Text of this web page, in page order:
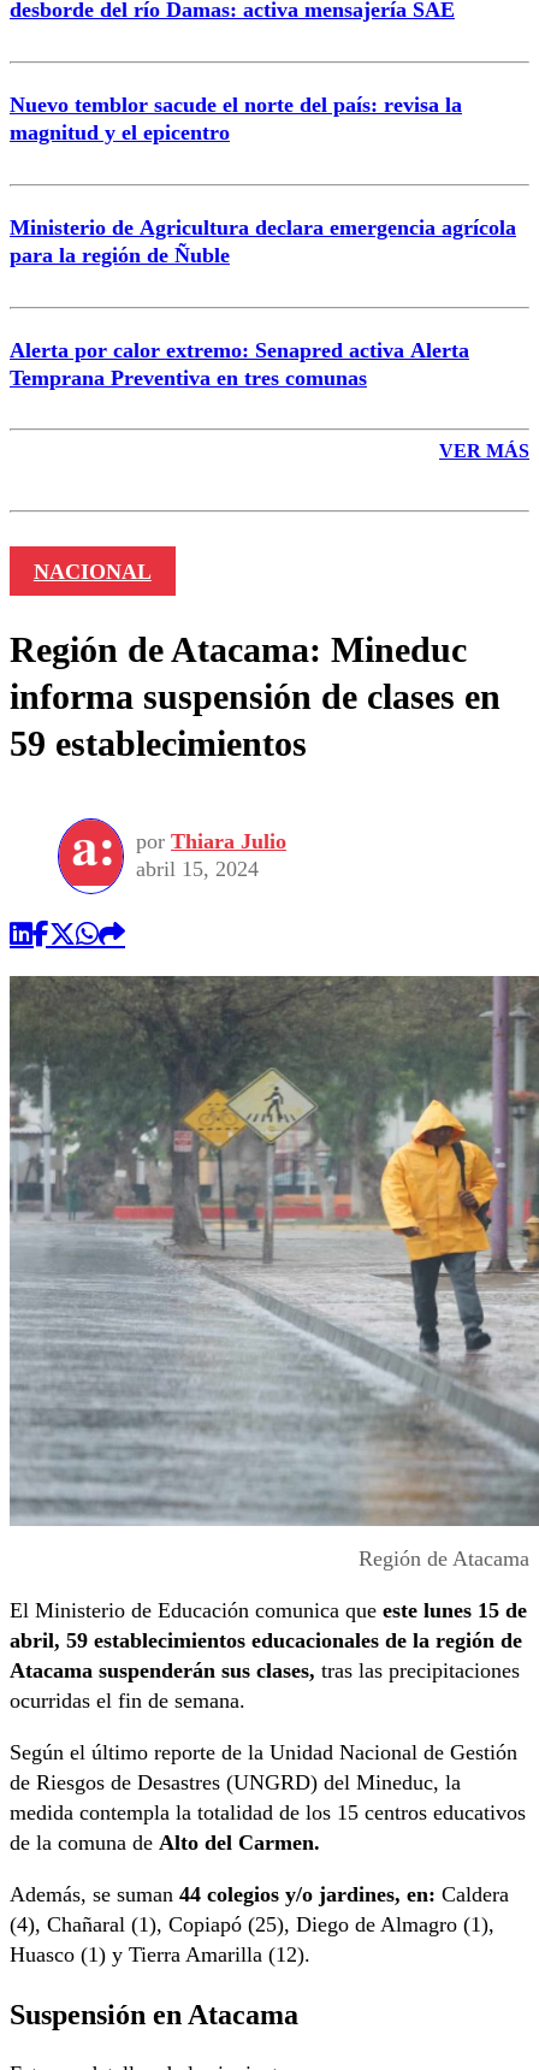
desborde del río Damas: activa mensajería SAE
Nuevo temblor sacude el norte del país: revisa la
magnitud y el epicentro
Ministerio de Agricultura declara emergencia agrícola
para la región de Ñuble
Alerta por calor extremo: Senapred activa Alerta
Temprana Preventiva en tres comunas
VER MÁS
NACIONAL
Región de Atacama: Mineduc
informa suspensión de clases en
59 establecimientos
por Thiara Julio
abril 15, 2024
Región de Atacama
El Ministerio de Educación comunica que este lunes 15 de
abril, 59 establecimientos educacionales de la región de
Atacama suspenderán sus clases, tras las precipitaciones
ocurridas el fin de semana.
Según el último reporte de la Unidad Nacional de Gestión
de Riesgos de Desastres (UNGRD) del Mineduc, la
medida contempla la totalidad de los 15 centros educativos
de la comuna de Alto del Carmen.
Además, se suman 44 colegios y/o jardines, en: Caldera
(4), Chañaral (1), Copiapó (25), Diego de Almagro (1),
Huasco (1) y Tierra Amarilla (12).
Suspensión en Atacama